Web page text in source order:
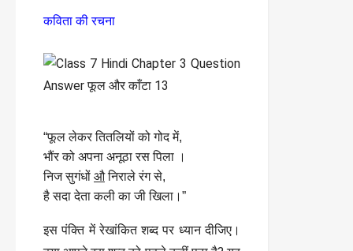
कविता की रचना
“फूल लेकर तितलियों को गोद में,
भौंर को अपना अनूठा रस पिला ।
निज सुगंधों औनिराले रंग से,
है सदा देता कली का जी खिला।”
इस पंक्ति में रेखांकित शब्द पर ध्यान दीजिए।